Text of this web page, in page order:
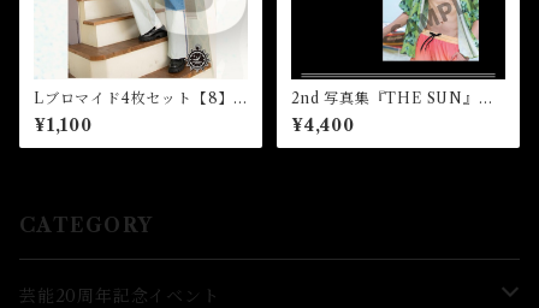
Lブロマイド4枚セット【8】
（全8種）★芸能24周年記念イ
ベント
¥1,100
2nd 写真集『THE SUN』プ
ーケット版カバー
¥4,400
CATEGORY
芸能20周年記念イベント